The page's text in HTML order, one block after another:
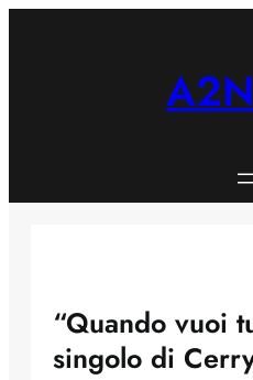
“Quando vuoi
singolo di